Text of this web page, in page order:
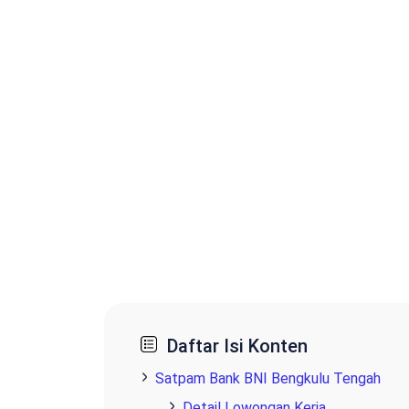
Daftar Isi Konten
Satpam Bank BNI Bengkulu Tengah